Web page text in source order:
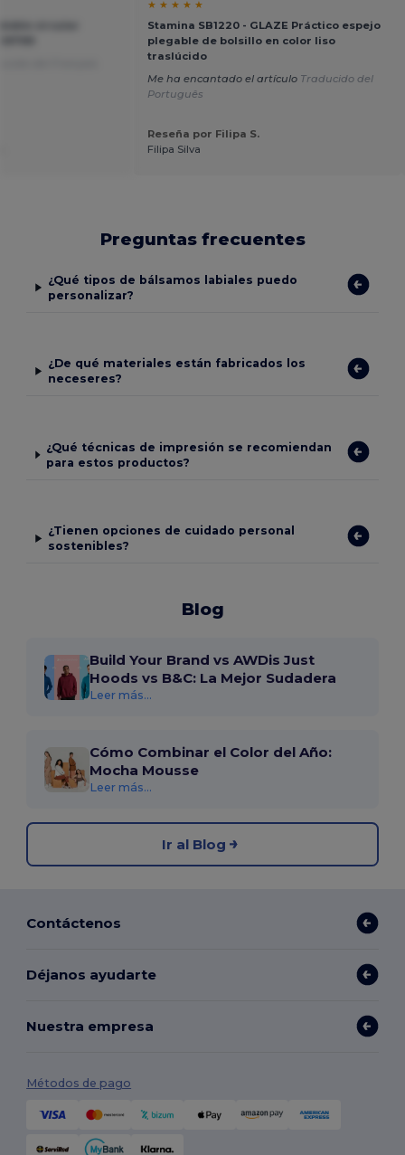
★ ★ ★ ★ ★
Stamina SB1220 - GLAZE Práctico espejo
plegable de bolsillo en color liso
traslúcido
Me ha encantado el artículo Traducido del
Português
Reseña por Filipa S.
Filipa Silva
Preguntas frecuentes
¿Qué tipos de bálsamos labiales puedo
personalizar?
¿De qué materiales están fabricados los
neceseres?
¿Qué técnicas de impresión se recomiendan
para estos productos?
¿Tienen opciones de cuidado personal
sostenibles?
Blog
Build Your Brand vs AWDis Just
Hoods vs B&C: La Mejor Sudadera
Leer más...
Cómo Combinar el Color del Año:
Mocha Mousse
Leer más...
Ir al Blog
Contáctenos
Déjanos ayudarte
Nuestra empresa
Métodos de pago